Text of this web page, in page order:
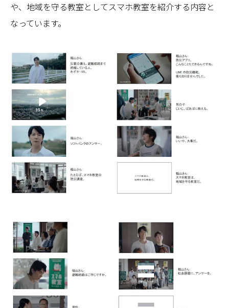
や、地域を守る教室としてスマホ教室を紹介する内容と
なっています。